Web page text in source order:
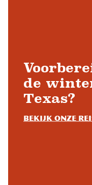
de
Texas?
Bekijk onze